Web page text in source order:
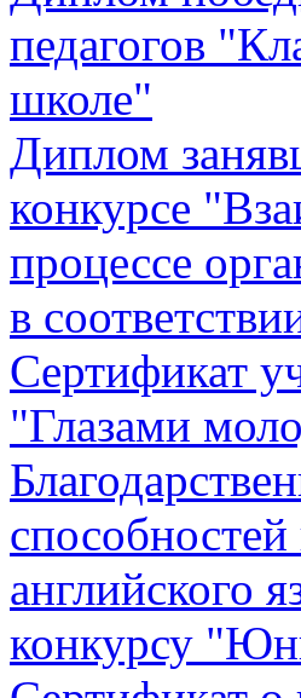
педагогов
школе"
Диплом
конкурсе
процессе
в
Сертификат
"Глазами
английского
конкурсу